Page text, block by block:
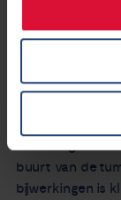
Welke
longkanker
bijvoorbeeld
bestralingsvorm
buurt van de
bijwerkingen is